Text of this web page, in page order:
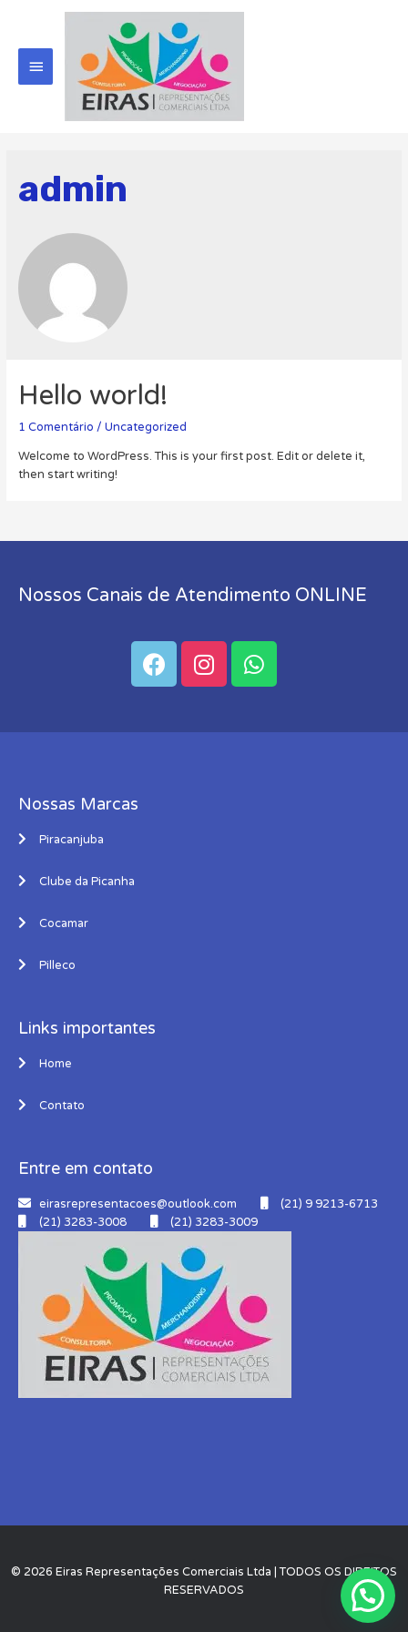
admin
Hello world!
1 Comentário / Uncategorized
Welcome to WordPress. This is your first post. Edit or delete it,
then start writing!
Nossos Canais de Atendimento ONLINE
Nossas Marcas
Piracanjuba
Clube da Picanha
Cocamar
Pilleco
Links importantes
Home
Contato
Entre em contato
eirasrepresentacoes@outlook.com
(21) 9 9213-6713
(21) 3283-3008
(21) 3283-3009
© 2026 Eiras Representações Comerciais Ltda | TODOS OS DIREITOS
RESERVADOS